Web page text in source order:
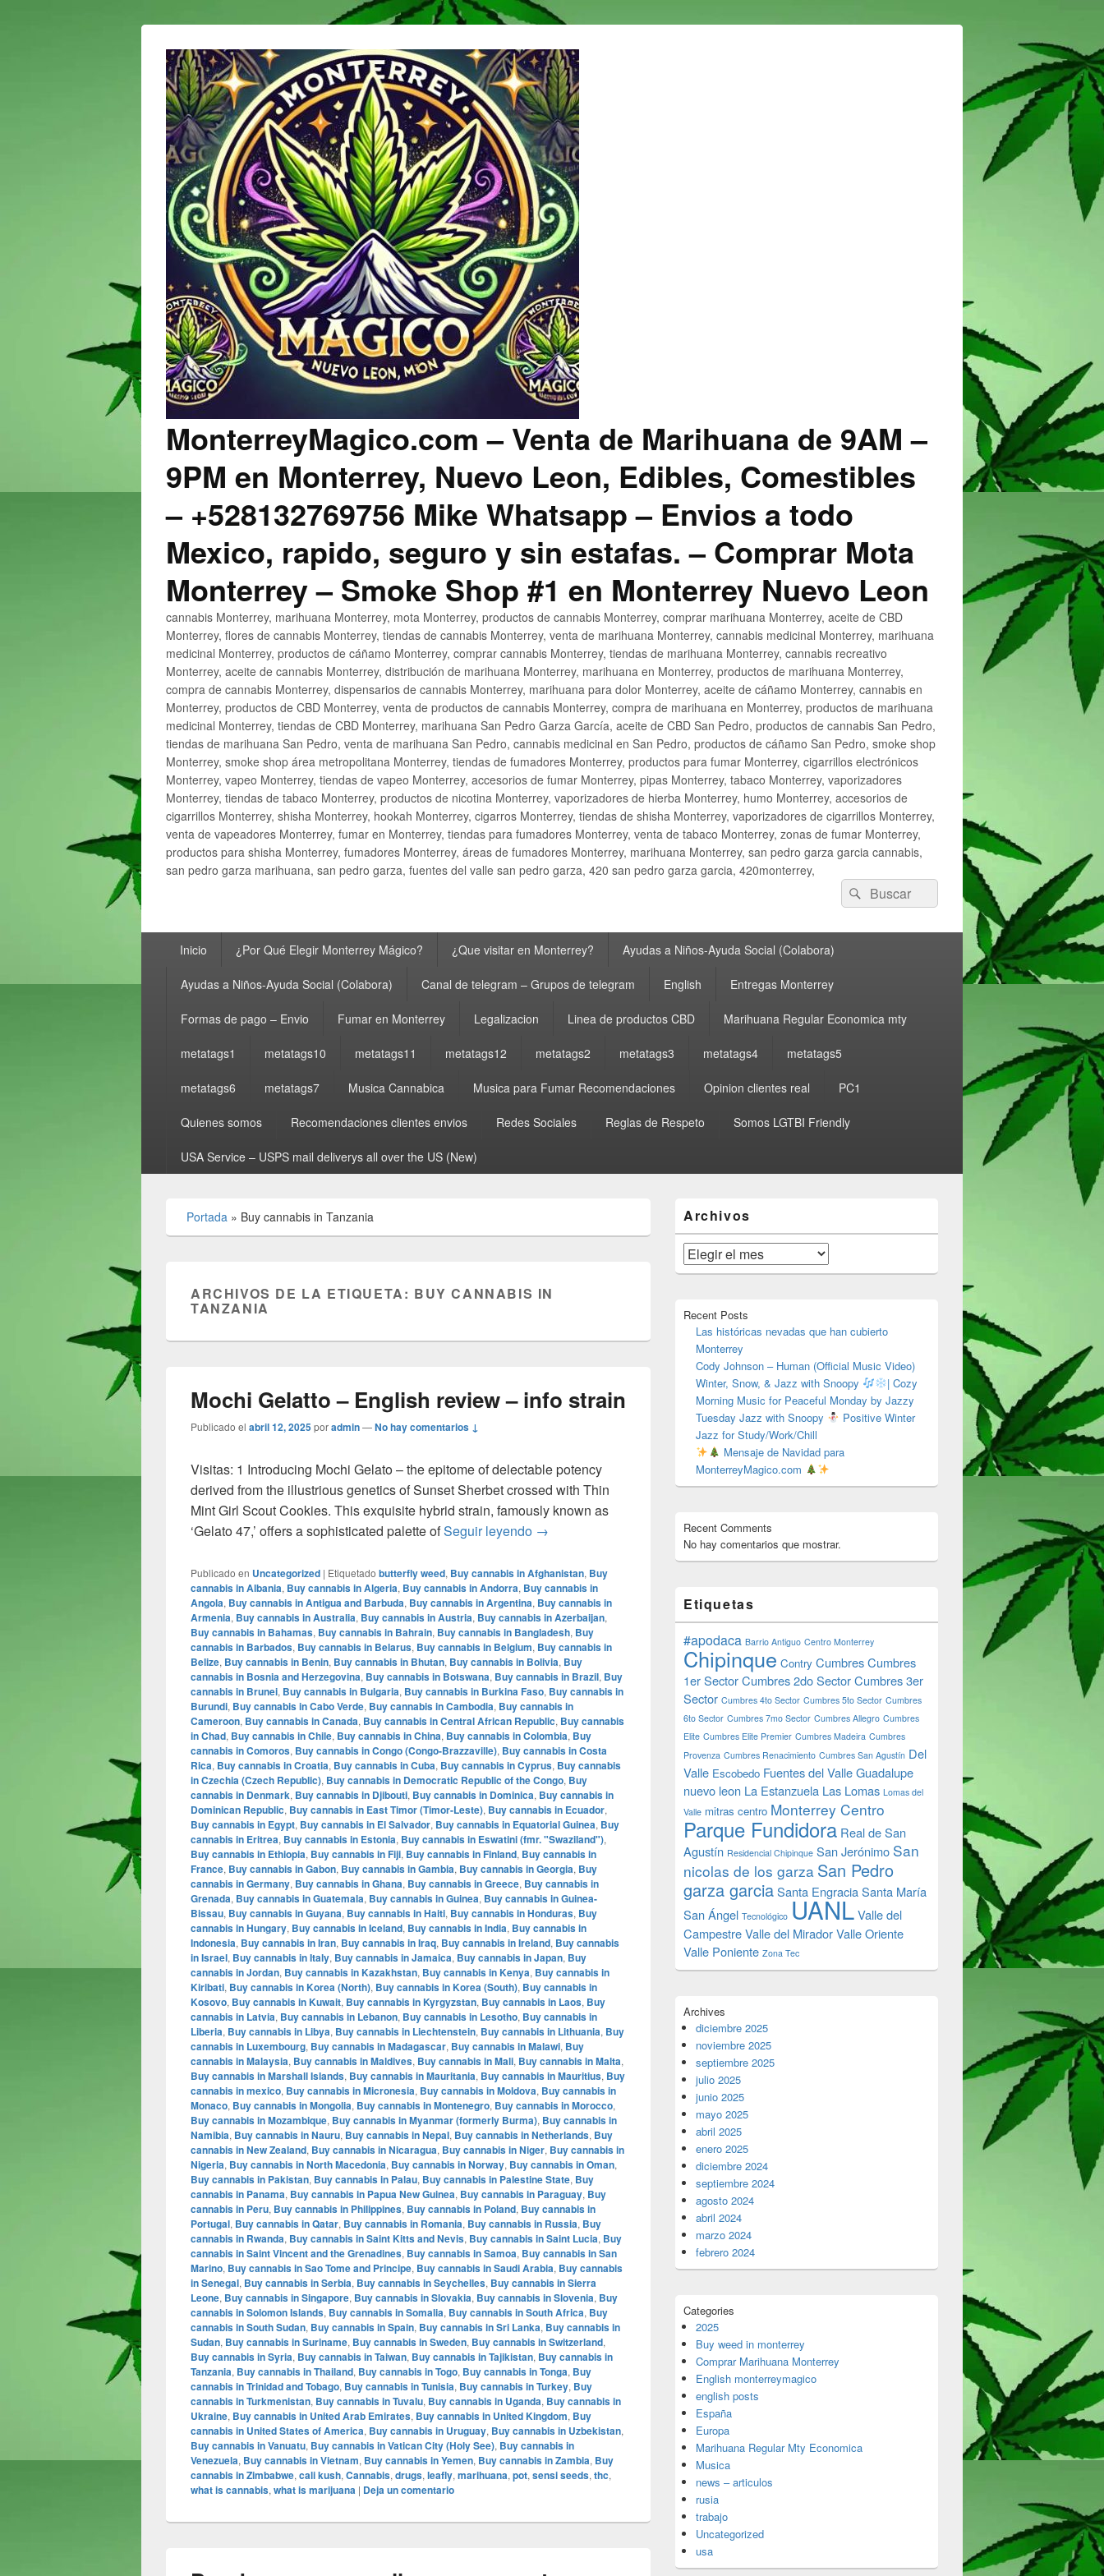
MonterreyMagico.com – Venta de Marihuana de 9AM –
9PM en Monterrey, Nuevo Leon, Edibles, Comestibles
– +528132769756 Mike Whatsapp – Envios a todo
Mexico, rapido, seguro y sin estafas. – Comprar Mota
Monterrey – Smoke Shop #1 en Monterrey Nuevo Leon
cannabis Monterrey, marihuana Monterrey, mota Monterrey, productos de cannabis Monterrey, comprar marihuana Monterrey, aceite de CBD
Monterrey, flores de cannabis Monterrey, tiendas de cannabis Monterrey, venta de marihuana Monterrey, cannabis medicinal Monterrey, marihuana
medicinal Monterrey, productos de cáñamo Monterrey, comprar cannabis Monterrey, tiendas de marihuana Monterrey, cannabis recreativo
Monterrey, aceite de cannabis Monterrey, distribución de marihuana Monterrey, marihuana en Monterrey, productos de marihuana Monterrey,
compra de cannabis Monterrey, dispensarios de cannabis Monterrey, marihuana para dolor Monterrey, aceite de cáñamo Monterrey, cannabis en
Monterrey, productos de CBD Monterrey, venta de productos de cannabis Monterrey, compra de marihuana en Monterrey, productos de marihuana
medicinal Monterrey, tiendas de CBD Monterrey, marihuana San Pedro Garza García, aceite de CBD San Pedro, productos de cannabis San Pedro,
tiendas de marihuana San Pedro, venta de marihuana San Pedro, cannabis medicinal en San Pedro, productos de cáñamo San Pedro, smoke shop
Monterrey, smoke shop área metropolitana Monterrey, tiendas de fumadores Monterrey, productos para fumar Monterrey, cigarrillos electrónicos
Monterrey, vapeo Monterrey, tiendas de vapeo Monterrey, accesorios de fumar Monterrey, pipas Monterrey, tabaco Monterrey, vaporizadores
Monterrey, tiendas de tabaco Monterrey, productos de nicotina Monterrey, vaporizadores de hierba Monterrey, humo Monterrey, accesorios de
cigarrillos Monterrey, shisha Monterrey, hookah Monterrey, cigarros Monterrey, tiendas de shisha Monterrey, vaporizadores de cigarrillos Monterrey,
venta de vapeadores Monterrey, fumar en Monterrey, tiendas para fumadores Monterrey, venta de tabaco Monterrey, zonas de fumar Monterrey,
productos para shisha Monterrey, fumadores Monterrey, áreas de fumadores Monterrey, marihuana Monterrey, san pedro garza garcia cannabis,
san pedro garza marihuana, san pedro garza, fuentes del valle san pedro garza, 420 san pedro garza garcia, 420monterrey,
Buscar
por:
Buscar
principalInicio ¿Por Qué Elegir Monterrey Mágico? ¿Que visitar en Monterrey? Ayudas a Niños-Ayuda Social (Colabora)
Ayudas a Niños-Ayuda Social (Colabora) Canal de telegram – Grupos de telegram English Entregas Monterrey
Formas de pago – Envio Fumar en Monterrey Legalizacion Linea de productos CBD Marihuana Regular Economica mty
metatags1 metatags10 metatags11 metatags12 metatags2 metatags3 metatags4 metatags5
metatags6 metatags7 Musica Cannabica Musica para Fumar Recomendaciones Opinion clientes real PC1
Quienes somos Recomendaciones clientes envios Redes Sociales Reglas de Respeto Somos LGTBI Friendly
USA Service – USPS mail deliverys all over the US (New)
Portada » Buy cannabis in Tanzania
ARCHIVOS DE LA ETIQUETA: BUY CANNABIS IN
TANZANIA
Mochi Gelatto – English review – info strain
Publicado el abril 12, 2025poradmin—No hay comentarios ↓
Visitas: 1 Introducing Mochi Gelato – the epitome of delectable potency
derived from the illustrious genetics of Sunset Sherbet crossed with Thin
Mint Girl Scout Cookies. This exquisite hybrid strain, famously known as
‘Gelato 47,’ offers a sophisticated palette ofSeguir leyendo Mochi Gelatto – English review – info strain
→
Publicado en Uncategorized | Etiquetado butterfly weed, Buy cannabis in Afghanistan, Buy
cannabis in Albania, Buy cannabis in Algeria, Buy cannabis in Andorra, Buy cannabis in
Angola, Buy cannabis in Antigua and Barbuda, Buy cannabis in Argentina, Buy cannabis in
Armenia, Buy cannabis in Australia, Buy cannabis in Austria, Buy cannabis in Azerbaijan,
Buy cannabis in Bahamas, Buy cannabis in Bahrain, Buy cannabis in Bangladesh, Buy
cannabis in Barbados, Buy cannabis in Belarus, Buy cannabis in Belgium, Buy cannabis in
Belize, Buy cannabis in Benin, Buy cannabis in Bhutan, Buy cannabis in Bolivia, Buy
cannabis in Bosnia and Herzegovina, Buy cannabis in Botswana, Buy cannabis in Brazil, Buy
cannabis in Brunei, Buy cannabis in Bulgaria, Buy cannabis in Burkina Faso, Buy cannabis in
Burundi, Buy cannabis in Cabo Verde, Buy cannabis in Cambodia, Buy cannabis in
Cameroon, Buy cannabis in Canada, Buy cannabis in Central African Republic, Buy cannabis
in Chad, Buy cannabis in Chile, Buy cannabis in China, Buy cannabis in Colombia, Buy
cannabis in Comoros, Buy cannabis in Congo (Congo-Brazzaville), Buy cannabis in Costa
Rica, Buy cannabis in Croatia, Buy cannabis in Cuba, Buy cannabis in Cyprus, Buy cannabis
in Czechia (Czech Republic), Buy cannabis in Democratic Republic of the Congo, Buy
cannabis in Denmark, Buy cannabis in Djibouti, Buy cannabis in Dominica, Buy cannabis in
Dominican Republic, Buy cannabis in East Timor (Timor-Leste), Buy cannabis in Ecuador,
Buy cannabis in Egypt, Buy cannabis in El Salvador, Buy cannabis in Equatorial Guinea, Buy
cannabis in Eritrea, Buy cannabis in Estonia, Buy cannabis in Eswatini (fmr. "Swaziland"),
Buy cannabis in Ethiopia, Buy cannabis in Fiji, Buy cannabis in Finland, Buy cannabis in
France, Buy cannabis in Gabon, Buy cannabis in Gambia, Buy cannabis in Georgia, Buy
cannabis in Germany, Buy cannabis in Ghana, Buy cannabis in Greece, Buy cannabis in
Grenada, Buy cannabis in Guatemala, Buy cannabis in Guinea, Buy cannabis in Guinea-
Bissau, Buy cannabis in Guyana, Buy cannabis in Haiti, Buy cannabis in Honduras, Buy
cannabis in Hungary, Buy cannabis in Iceland, Buy cannabis in India, Buy cannabis in
Indonesia, Buy cannabis in Iran, Buy cannabis in Iraq, Buy cannabis in Ireland, Buy cannabis
in Israel, Buy cannabis in Italy, Buy cannabis in Jamaica, Buy cannabis in Japan, Buy
cannabis in Jordan, Buy cannabis in Kazakhstan, Buy cannabis in Kenya, Buy cannabis in
Kiribati, Buy cannabis in Korea (North), Buy cannabis in Korea (South), Buy cannabis in
Kosovo, Buy cannabis in Kuwait, Buy cannabis in Kyrgyzstan, Buy cannabis in Laos, Buy
cannabis in Latvia, Buy cannabis in Lebanon, Buy cannabis in Lesotho, Buy cannabis in
Liberia, Buy cannabis in Libya, Buy cannabis in Liechtenstein, Buy cannabis in Lithuania, Buy
cannabis in Luxembourg, Buy cannabis in Madagascar, Buy cannabis in Malawi, Buy
cannabis in Malaysia, Buy cannabis in Maldives, Buy cannabis in Mali, Buy cannabis in Malta,
Buy cannabis in Marshall Islands, Buy cannabis in Mauritania, Buy cannabis in Mauritius, Buy
cannabis in mexico, Buy cannabis in Micronesia, Buy cannabis in Moldova, Buy cannabis in
Monaco, Buy cannabis in Mongolia, Buy cannabis in Montenegro, Buy cannabis in Morocco,
Buy cannabis in Mozambique, Buy cannabis in Myanmar (formerly Burma), Buy cannabis in
Namibia, Buy cannabis in Nauru, Buy cannabis in Nepal, Buy cannabis in Netherlands, Buy
cannabis in New Zealand, Buy cannabis in Nicaragua, Buy cannabis in Niger, Buy cannabis in
Nigeria, Buy cannabis in North Macedonia, Buy cannabis in Norway, Buy cannabis in Oman,
Buy cannabis in Pakistan, Buy cannabis in Palau, Buy cannabis in Palestine State, Buy
cannabis in Panama, Buy cannabis in Papua New Guinea, Buy cannabis in Paraguay, Buy
cannabis in Peru, Buy cannabis in Philippines, Buy cannabis in Poland, Buy cannabis in
Portugal, Buy cannabis in Qatar, Buy cannabis in Romania, Buy cannabis in Russia, Buy
cannabis in Rwanda, Buy cannabis in Saint Kitts and Nevis, Buy cannabis in Saint Lucia, Buy
cannabis in Saint Vincent and the Grenadines, Buy cannabis in Samoa, Buy cannabis in San
Marino, Buy cannabis in Sao Tome and Principe, Buy cannabis in Saudi Arabia, Buy cannabis
in Senegal, Buy cannabis in Serbia, Buy cannabis in Seychelles, Buy cannabis in Sierra
Leone, Buy cannabis in Singapore, Buy cannabis in Slovakia, Buy cannabis in Slovenia, Buy
cannabis in Solomon Islands, Buy cannabis in Somalia, Buy cannabis in South Africa, Buy
cannabis in South Sudan, Buy cannabis in Spain, Buy cannabis in Sri Lanka, Buy cannabis in
Sudan, Buy cannabis in Suriname, Buy cannabis in Sweden, Buy cannabis in Switzerland,
Buy cannabis in Syria, Buy cannabis in Taiwan, Buy cannabis in Tajikistan, Buy cannabis in
Tanzania, Buy cannabis in Thailand, Buy cannabis in Togo, Buy cannabis in Tonga, Buy
cannabis in Trinidad and Tobago, Buy cannabis in Tunisia, Buy cannabis in Turkey, Buy
cannabis in Turkmenistan, Buy cannabis in Tuvalu, Buy cannabis in Uganda, Buy cannabis in
Ukraine, Buy cannabis in United Arab Emirates, Buy cannabis in United Kingdom, Buy
cannabis in United States of America, Buy cannabis in Uruguay, Buy cannabis in Uzbekistan,
Buy cannabis in Vanuatu, Buy cannabis in Vatican City (Holy See), Buy cannabis in
Venezuela, Buy cannabis in Vietnam, Buy cannabis in Yemen, Buy cannabis in Zambia, Buy
cannabis in Zimbabwe, cali kush, Cannabis, drugs, leafly, marihuana, pot, sensi seeds, thc,
what is cannabis, what is marijuana | Deja un comentario
área
de
widget
barra
lateral
Archivos
Archivos
Recent Posts
Las históricas nevadas que han cubierto
Monterrey
Cody Johnson – Human (Official Music Video)
Winter, Snow, & Jazz with Snoopy
| Cozy
Morning Music for Peaceful Monday by Jazzy
Tuesday Jazz with Snoopy
Positive Winter
Jazz for Study/Work/Chill
Mensaje de Navidad para
MonterreyMagico.com
Recent Comments
No hay comentarios que mostrar.
Etiquetas
#apodaca Barrio Antiguo Centro Monterrey
Chipinque Contry CumbresCumbres
1er SectorCumbres 2do SectorCumbres 3er
Sector Cumbres 4to Sector Cumbres 5to Sector Cumbres
6to Sector Cumbres 7mo Sector Cumbres Allegro Cumbres
Elite Cumbres Elite Premier Cumbres Madeira Cumbres
Provenza Cumbres Renacimiento Cumbres San Agustín Del
Valle Escobedo Fuentes del ValleGuadalupe
nuevo leon La Estanzuela Las Lomas Lomas del
Valle mitras centro Monterrey Centro
Parque Fundidora Real de San
Agustín Residencial Chipinque San Jerónimo San
nicolas de los garza San Pedro
garza garciaSanta EngraciaSanta María
San Ángel Tecnológico UANLValle del
CampestreValle del MiradorValle Oriente
Valle Poniente Zona Tec
Archives
diciembre 2025
noviembre 2025
septiembre 2025
julio 2025
junio 2025
mayo 2025
abril 2025
enero 2025
diciembre 2024
septiembre 2024
agosto 2024
abril 2024
marzo 2024
febrero 2024
Categories
2025
Buy weed in monterrey
Comprar Marihuana Monterrey
English monterreymagico
english posts
España
Europa
Marihuana Regular Mty Economica
Musica
news – articulos
rusia
trabajo
Uncategorized
usa